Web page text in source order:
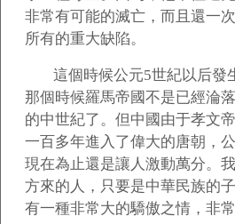
非常有可能的滅亡，而且還一
所有的重大缺陷。
這個時候公元5世紀以后發
那個時候羅馬帝國不是已經淪
的中世紀了。但中國由于孝文
一百多年進入了偉大的唐朝，
現在為止還是讓人激動萬分。
方來的人，只要是中華民族的
有一種非常大的驕傲之情，非常